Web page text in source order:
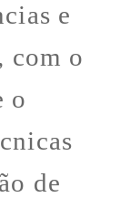
e
com o
o
de